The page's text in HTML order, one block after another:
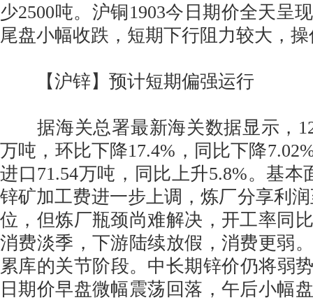
少2500吨。沪铜1903今日期价全天呈
尾盘小幅收跌，短期下行阻力较大，
【沪锌】预计短期偏强运行
据海关总署最新海关数据显示，12
万吨，环比下降17.4%，同比下降
进口71.54万吨，同比上升5.8%。基本
锌矿加工费进一步上调，炼厂分享利
位，但炼厂瓶颈尚难解决，开工率同
消费淡季，下游陆续放假，消费更弱
累库的关节阶段。中长期锌价仍将弱
日期价早盘微幅震荡回落，午后小幅